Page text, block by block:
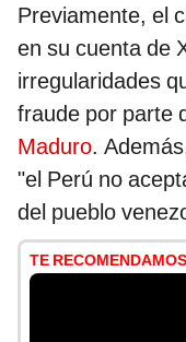
Previamente, el
en su cuenta de
irregularidades
fraude por parte
Maduro.
"el Perú no
del pueblo
TE RECOMENDAMOS